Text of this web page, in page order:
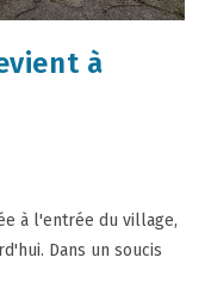
à
à l'entrée du village,
Dans un soucis